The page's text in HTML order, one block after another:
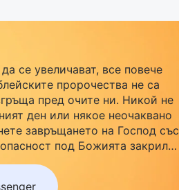
се увеличават, все повече
пророчества не са
пред очите ни. Никой не
ден или някое неочаквано
завръщането на Господ със
под Божията закрила,
присъедините към нашата